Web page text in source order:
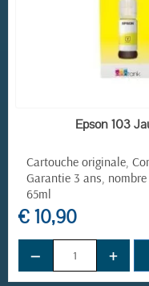
Epson 103
Cartouche originale,
Garantie 3 ans,
65ml
€ 10,90
− +